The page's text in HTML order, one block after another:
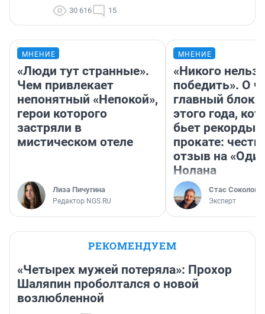
30 616 15
МНЕНИЕ
«Люди тут странные».
Чем привлекает
непонятный «Непокой»,
герои которого
застряли в
мистическом отеле
Лиза Пичугина
Редактор NGS.RU
МНЕНИЕ
«Никого нельзя
победить». О
главный
этого года,
бьет рекорды в
прокате:
отзыв на
Нолана
Стас Соколов
Эксперт
РЕКОМЕНДУЕМ
«Четырех мужей потеряла»: Прохор
Шаляпин проболтался о новой
возлюбленной